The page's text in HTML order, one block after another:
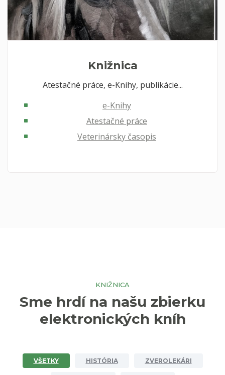
Knižnica
Atestačné práce, e-Knihy, publikácie...
e-Knihy
Atestačné práce
Veterinársky časopis
KNIŽNICA
Sme hrdí na našu zbierku
elektronických kníh
VŠETKY HISTÓRIA ZVEROLEKÁRI